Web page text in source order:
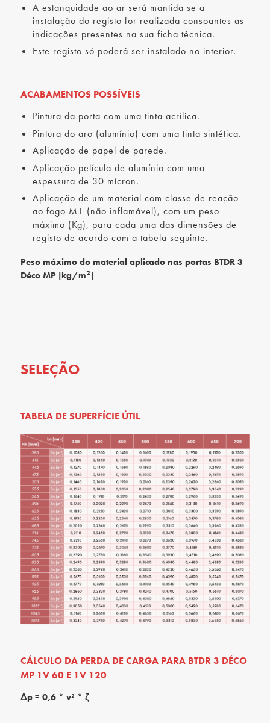
A estanquidade ao ar será mantida se a
instalação do registo for realizada consoantes as
indicações presentes na sua ficha técnica.
Este registo só poderá ser instalado no interior.
ACABAMENTOS POSSÍVEIS
Pintura da porta com uma tinta acrílica.
Pintura do aro (alumínio) com uma tinta sintética.
Aplicação de papel de parede.
Aplicação película de alumínio com uma
espessura de 30 mícron.
Aplicação de um material com classe de reação
ao fogo M1 (não inflamável), com um peso
máximo (Kg), para cada uma das dimensões de
registo de acordo com a tabela seguinte.
Peso máximo do material aplicado nas portas BTDR 3
Déco MP [kg/m2]
SELEÇÃO
TABELA DE SUPERFÍCIE ÚTIL
CÁLCULO DA PERDA DE CARGA PARA BTDR 3 DÉCO
MP 1V 60 E 1V 120
Δp = 0,6 * v² * ζ